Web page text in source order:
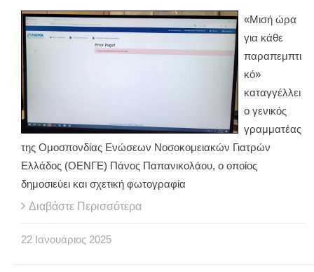
«Μισή ώρα
για κάθε
παραπεμπτι
κό»
καταγγέλλει
ο γενικός
γραμματέας
της Ομοσπονδίας Ενώσεων Νοσοκομειακών Γιατρών
Ελλάδος (ΟΕΝΓΕ) Πάνος Παπανικολάου, ο οποίος
δημοσιεύει και σχετική φωτογραφία
Διαβάστε Περισσότερα
22 Ιανουάριος 2025